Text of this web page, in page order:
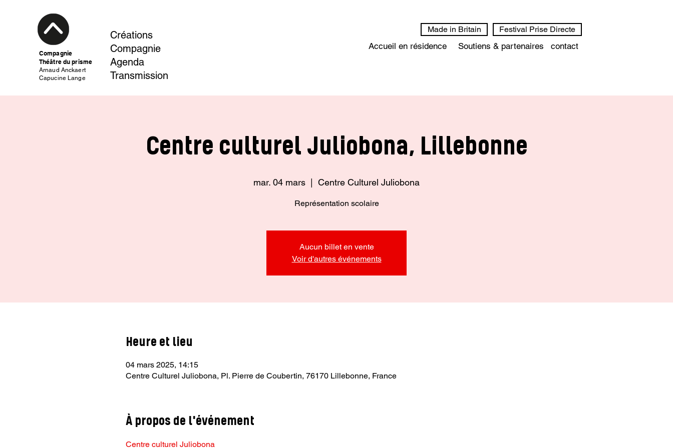
Créations
Compagnie
Agenda
Transmission
Compagnie
Théâtre du prisme
Arnaud Anckaert
Capucine Lange
Made in Britain Festival Prise Directe
Accueil en résidence Soutiens & partenaires contact
Centre culturel Juliobona, Lillebonne
mar. 04 mars Centre Culturel Juliobona
Représentation scolaire
Aucun billet en vente
Voir d'autres événements
Heure et lieu
04 mars 2025, 14:15
Centre Culturel Juliobona, Pl. Pierre de Coubertin, 76170 Lillebonne, France
À propos de l'événement
Centre culturel Juliobona